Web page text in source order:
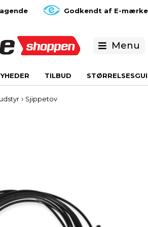
Godkendt af E-
Menu
TILBUD
› Sjippetov